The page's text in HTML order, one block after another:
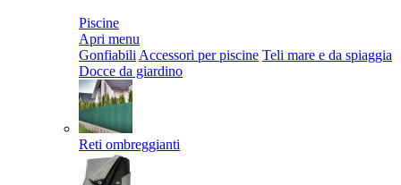
Piscine
Apri menu
Gonfiabili Accessori per piscine Teli mare e da spiaggia
Docce da giardino
Reti ombreggianti